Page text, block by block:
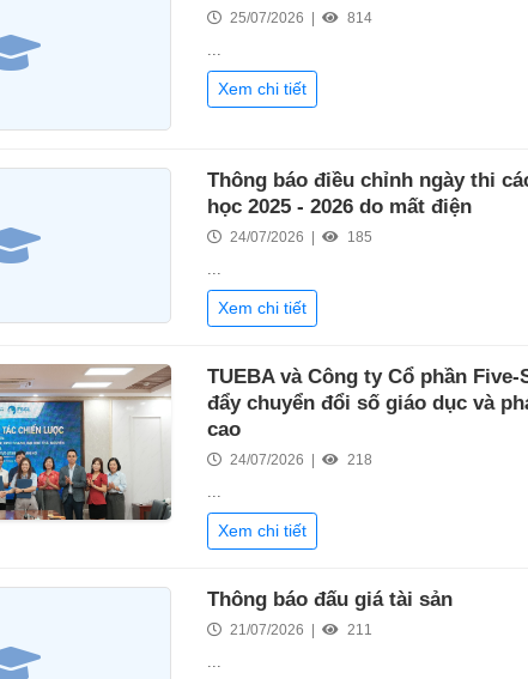
25/07/2026 | 814
...
Xem chi tiết
Thông báo điều chỉnh ngày thi
học 2025 - 2026 do mất điện
24/07/2026 | 185
...
Xem chi tiết
TUEBA và Công ty Cổ phần
đẩy chuyển đổi số giáo dục và
cao
24/07/2026 | 218
...
Xem chi tiết
Thông báo đấu giá tài sản
21/07/2026 | 211
...